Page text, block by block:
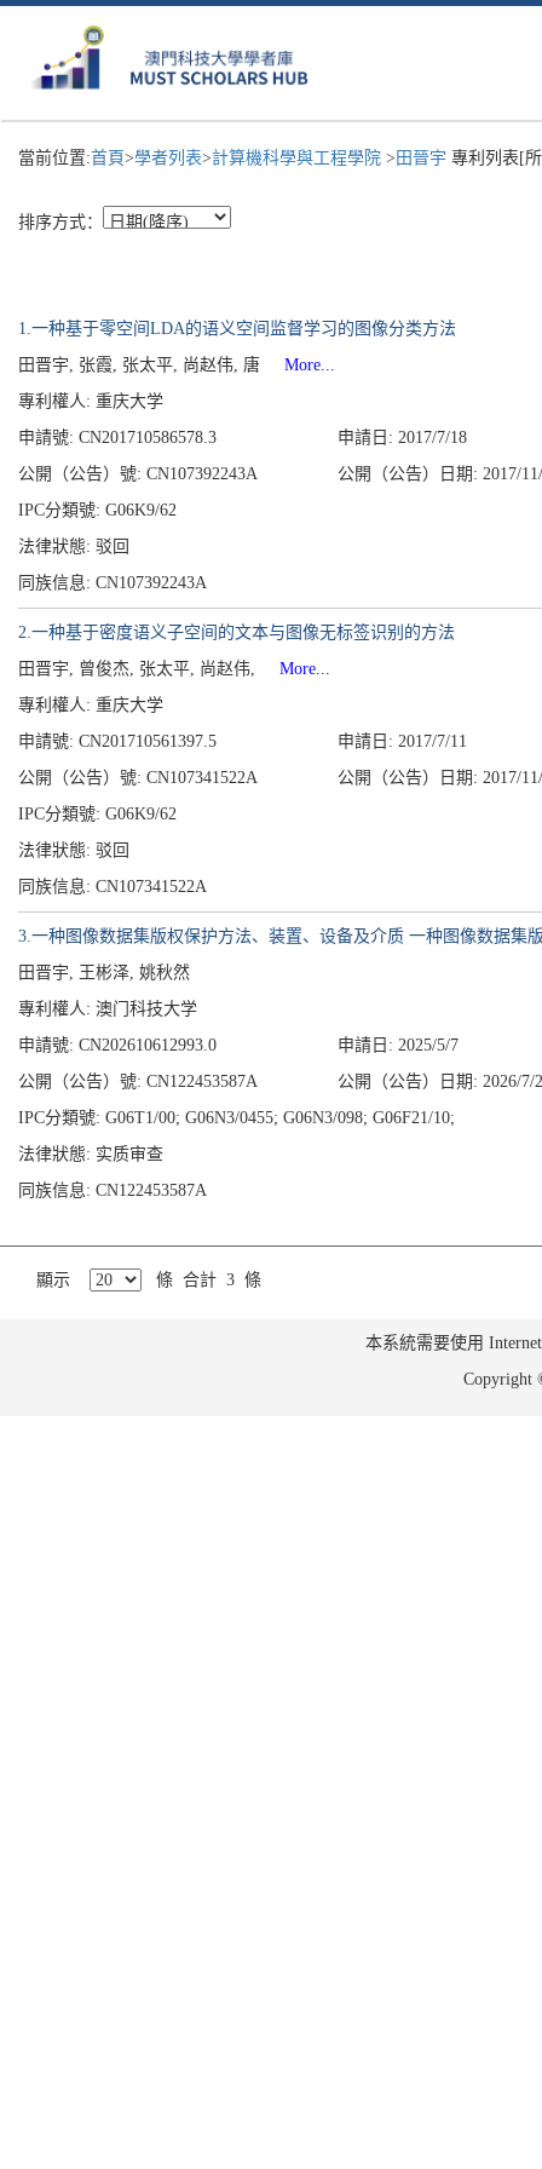
當前位置:首頁>學者列表>計算機科學與工程學院 > 田晉宇 專利列表[
排序方式：
1.一种基于零空间LDA的语义空间监督学习的图像分类方法
田晋宇, 张霞, 张太平, 尚赵伟, 唐
More...
專利權人: 重庆大学
申請號: CN201710586578.3
申請日: 2017/7/18
公開（公告）號: CN107392243A
公開（公告）日期: 2017/
IPC分類號: G06K9/62
法律狀態: 驳回
同族信息: CN107392243A
2.一种基于密度语义子空间的文本与图像无标签识别的方法
田晋宇, 曾俊杰, 张太平, 尚赵伟,
More...
專利權人: 重庆大学
申請號: CN201710561397.5
申請日: 2017/7/11
公開（公告）號: CN107341522A
公開（公告）日期: 2017/
IPC分類號: G06K9/62
法律狀態: 驳回
同族信息: CN107341522A
3.一种图像数据集版权保护方法、装置、设备及介质 一种图像数据集
田晋宇, 王彬泽, 姚秋然
專利權人: 澳门科技大学
申請號: CN202610612993.0
申請日: 2025/5/7
公開（公告）號: CN122453587A
公開（公告）日期: 2026/7/
IPC分類號: G06T1/00; G06N3/0455; G06N3/098; G06F21/10;
法律狀態: 实质审查
同族信息: CN122453587A
顯示 條 合計 3 條
本系統需要使用
Copyright